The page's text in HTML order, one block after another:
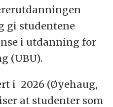
gi studentene
i utdanning for
(UBU).
i 2026 (Øyehaug,
at studenter som